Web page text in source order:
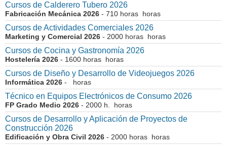
Cursos de Calderero Tubero 2026
Fabricación Mecánica 2026 - 710 horas horas
Cursos de Actividades Comerciales 2026
Marketing y Comercial 2026 - 2000 horas horas
Cursos de Cocina y Gastronomía 2026
Hostelería 2026 - 1600 horas horas
Cursos de Diseño y Desarrollo de Videojuegos 2026
Informática 2026 - horas
Técnico en Equipos Electrónicos de Consumo 2026
FP Grado Medio 2026 - 2000 h. horas
Cursos de Desarrollo y Aplicación de Proyectos de
Construcción 2026
Edificación y Obra Civil 2026 - 2000 horas horas